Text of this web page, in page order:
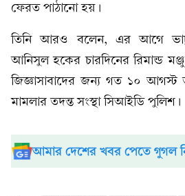
ফেরত পাঠানো হয়।
তিনি আরও বলেন, এর আগে
আনিসুল হকের চারদিনের রিমান্ড
জিজ্ঞাসাবাদের জন্য গত ১০ আগস্ট
মামলার তদন্ত সংস্থা সিআইডি পুলিশ।
আমার দেশের খবর পেতে গুগল